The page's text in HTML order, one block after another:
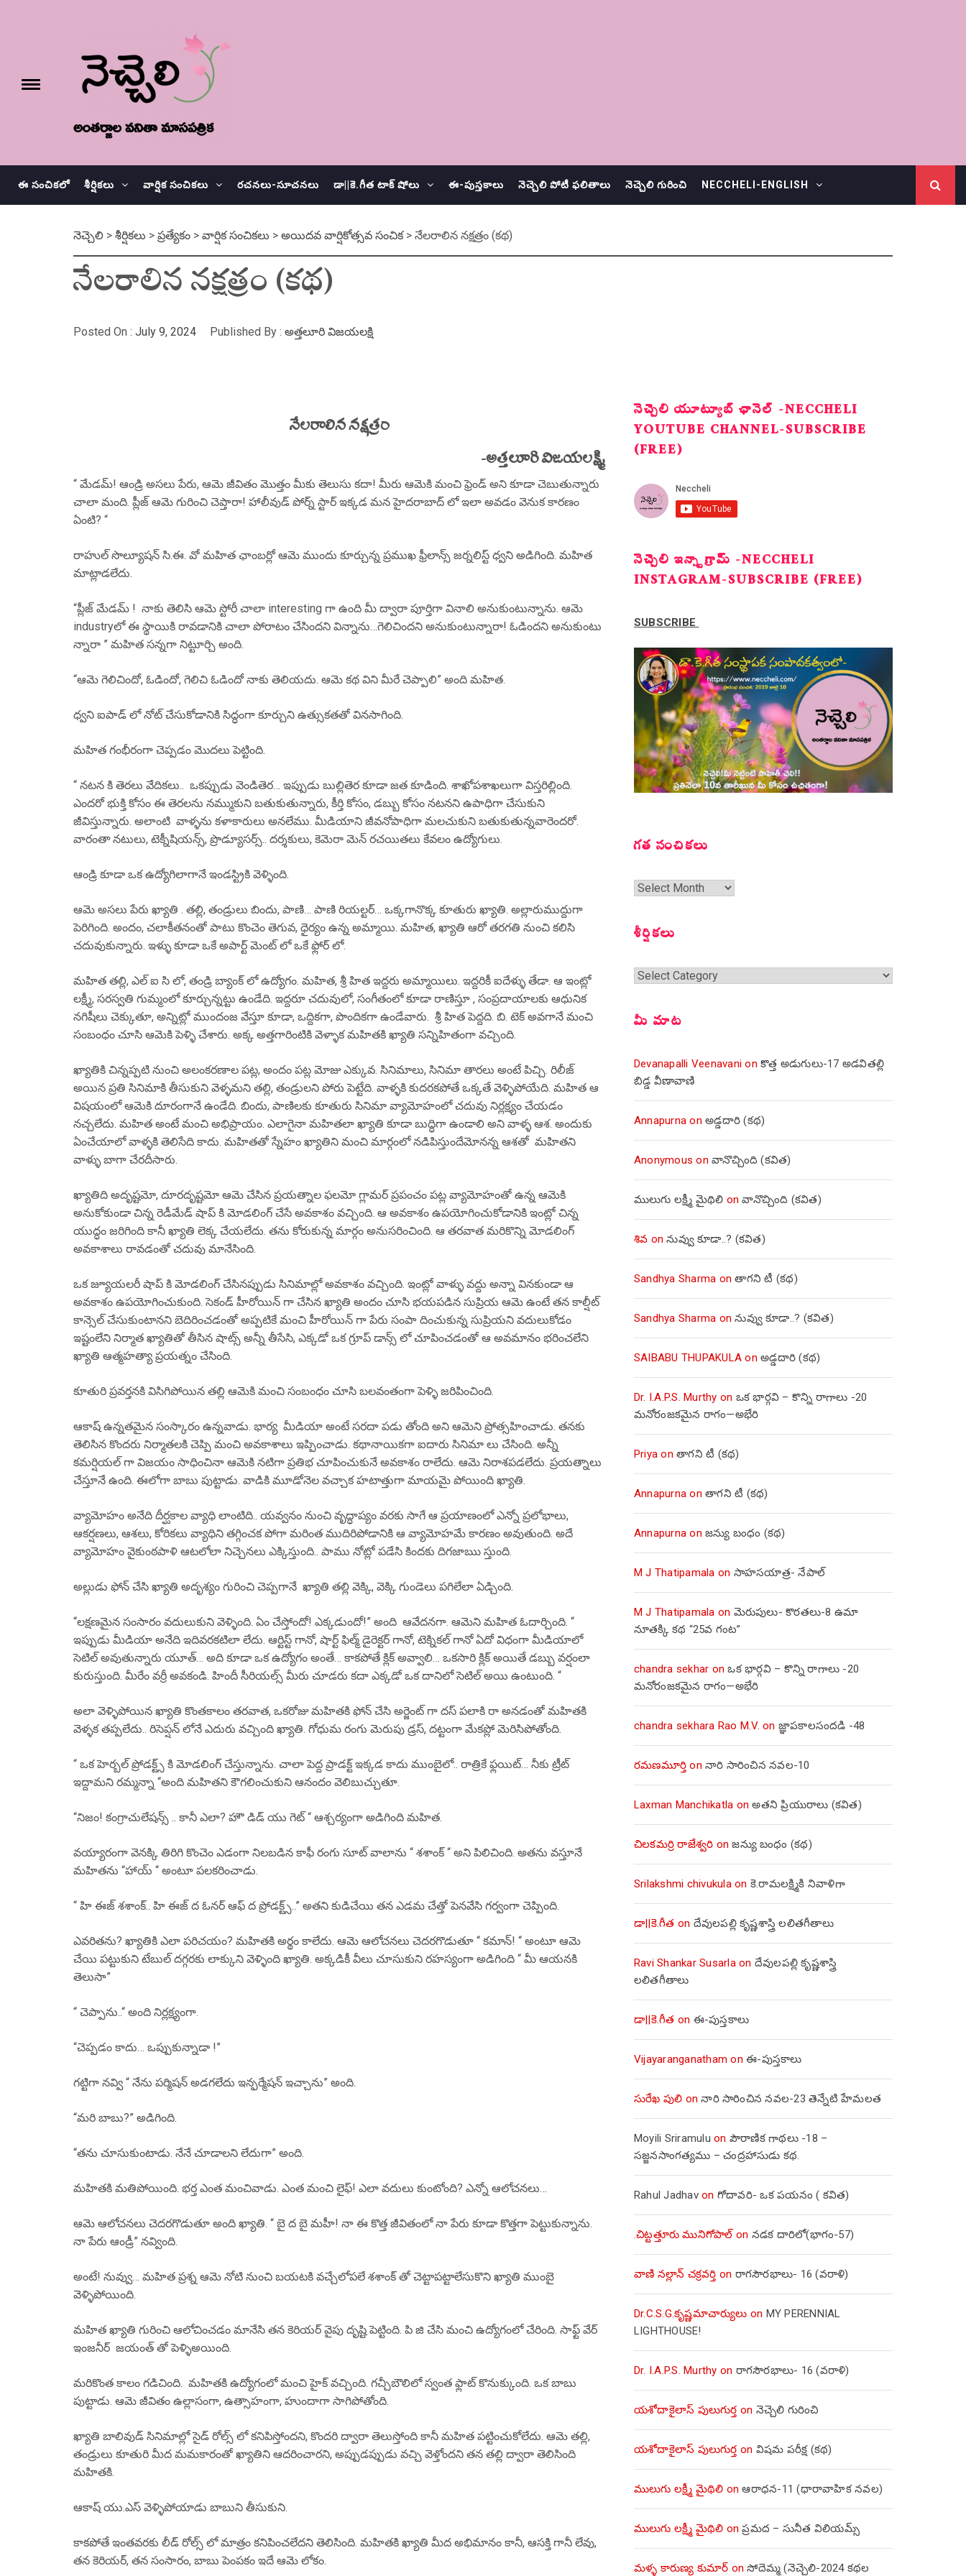
Toggle
ఈ సంచికలో శీర్షికలు వార్షిక సంచికలు రచనలు-సూచనలు డా||కె.గీత టాక్ షోలు ఈ-పుస్తకాలు నెచ్చెలి పోటీ ఫలితాలు నెచ్చెలి గురించి NECCHELI-ENGLISH
నెచ్చెలి > శీర్షికలు > ప్రత్యేకం > వార్షిక సంచికలు > అయిదవ వార్షికోత్సవ సంచిక> నేలరాలిన నక్షత్రం (క‌థ‌)
నేలరాలిన నక్షత్రం (క‌థ‌)
Posted On : July 9, 2024 Published By : అత్తలూరి విజయలక్షి
నేలరాలిన నక్షత్రం
-అత్తలూరి విజయలక్ష్మి
“ మేడమ్! ఆండ్రి అసలు పేరు, ఆమె జీవితం మొత్తం మీకు తెలుసు కదా! మీరు ఆమెకి మంచి ఫ్రెండ్ అని కూడా చెబుతున్నారు
చాలా మంది. ప్లీజ్ ఆమె గురించి చెప్తారా! హాలీవుడ్ పోర్న్ స్టార్ ఇక్కడ మన హైదరాబాద్ లో ఇలా అవడం వెనుక కారణం
ఏంటి? “
రాహుల్ సొల్యూషన్ సి.ఈ. వో మహిత ఛాంబర్లో ఆమె ముందు కూర్చున్న ప్రముఖ ఫ్రీలాన్స్ జర్నలిస్ట్ ధ్వని అడిగింది. మహిత
మాట్లాడలేదు.
“ప్లీజ్ మేడమ్ ! నాకు తెలిసి ఆమె స్టోరీ చాలా interesting గా ఉంది మీ ద్వారా పూర్తిగా వినాలి అనుకుంటున్నాను. ఆమె
industryలో ఈ స్థాయికి రావడానికి చాలా పోరాటం చేసిందని విన్నాను…గెలిచిందని అనుకుంటున్నారా! ఓడిందని అనుకుంటు
న్నారా ” మహిత సన్నగా నిట్టూర్చి అంది.
“ఆమె గెలిచిందో, ఓడిందో, గెలిచి ఓడిందో నాకు తెలియదు. ఆమె కథ విని మీరే చెప్పాలి” అంది మహిత.
ధ్వని ఐపాడ్ లో నోట్ చేసుకోడానికి సిద్ధంగా కూర్చుని ఉత్సుకతతో వినసాగింది.
మహిత గంభీరంగా చెప్పడం మొదలు పెట్టింది.
“ నటన కి తెరలు వేదికలు.. ఒకప్పుడు వెండితెర… ఇప్పుడు బుల్లితెర కూడా జత కూడింది. శాఖోపశాఖలుగా విస్తరిల్లింది.
ఎందరో భుక్తి కోసం ఈ తెరలను నమ్ముకుని బతుకుతున్నారు, కీర్తి కోసం, డబ్బు కోసం నటనని ఉపాధిగా చేసుకుని
జీవిస్తున్నారు. అలాంటి వాళ్ళను కళాకారులు అనలేము. మీడియాని జీవనోపాధిగా మలచుకుని బతుకుతున్నవారెందరో.
వారంతా నటులు, టెక్నీషియన్స్, ప్రొడ్యూసర్స్.. దర్శకులు, కెమెరా మెన్ రచయితలు కేవలం ఉద్యోగులు.
ఆండ్రి కూడా ఒక ఉద్యోగిలాగానే ఇండస్ట్రికి వెళ్ళింది.
ఆమె అసలు పేరు ఖ్యాతి . తల్లి, తండ్రులు బిందు, పాణి… పాణి రియల్టర్… ఒక్కగానొక్క కూతురు ఖ్యాతి. అల్లారుముద్దుగా
పెరిగింది. అందం, చలాకీతనంతో పాటు కొంచెం తెగువ, ధైర్యం ఉన్న అమ్మాయి. మహిత, ఖ్యాతి ఆరో తరగతి నుంచి కలిసి
చదువుకున్నారు. ఇళ్ళు కూడా ఒకే అపార్ట్ మెంట్ లో ఒకే ఫ్లోర్ లో.
మహిత తల్లి, ఎల్ ఐ సి లో, తండ్రి బ్యాంక్ లో ఉద్యోగం. మహిత, శ్రీ హిత ఇద్దరు అమ్మాయిలు. ఇద్దరికీ ఐదేళ్ళు తేడా. ఆ ఇంట్లో
లక్ష్మీ, సరస్వతి గుమ్మంలో కూర్చున్నట్టు ఉండేది. ఇద్దరూ చదువులో, సంగీతంలో కూడా రాణిస్తూ , సంప్రదాయాలకు ఆధునిక
నగిషీలు చెక్కుతూ, అన్నిట్లో ముందంజ వేస్తూ కూడా, ఒద్దికగా, పొందికగా ఉండేవారు. శ్రీ హిత పెద్దది. బి. టెక్ అవగానే మంచి
సంబంధం చూసి ఆమెకి పెళ్ళి చేశారు. అక్క అత్తగారింటికి వెళ్ళాక మహితకి ఖ్యాతి సన్నిహితంగా వచ్చింది.
ఖ్యాతికి చిన్నప్పటి నుంచి అలంకరణాల పట్ల, అందం పట్ల మోజు ఎక్కువ. సినిమాలు, సినిమా తారలు అంటే పిచ్చి. రిలీజ్
అయిన ప్రతి సినిమాకి తీసుకుని వెళ్ళమని తల్లి, తండ్రులని పోరు పెట్టేది. వాళ్ళకి కుదరకపోతే ఒక్కతే వెళ్ళిపోయేది. మహిత ఆ
విషయంలో ఆమెకి దూరంగానే ఉండేది. బిందు, పాణిలకు కూతురు సినిమా వ్యామోహంలో చదువు నిర్లక్ష్యం చేయడం
నచ్చలేదు. మహిత అంటే మంచి అభిప్రాయం. ఎలాగైనా మహితలా ఖ్యాతి కూడా బుద్ధిగా ఉండాలి అని వాళ్ళ ఆశ. అందుకు
ఏంచేయాలో వాళ్ళకి తెలిసేది కాదు. మహితతో స్నేహం ఖ్యాతిని మంచి మార్గంలో నడిపిస్తుందేమోనన్న ఆశతో మహితని
వాళ్ళు బాగా చేరదీసారు.
ఖ్యాతిది అదృష్టమో, దూరదృష్టమో ఆమె చేసిన ప్రయత్నాల ఫలమో గ్లామర్ ప్రపంచం పట్ల వ్యామోహంతో ఉన్న ఆమెకి
అనుకోకుండా చిన్న రెడీమేడ్ షాప్ కి మోడలింగ్ చేసే అవకాశం వచ్చింది. ఆ అవకాశం ఉపయోగించుకోడానికి ఇంట్లో చిన్న
యుద్ధం జరిగింది కానీ ఖ్యాతి లెక్క చేయలేదు. తను కోరుకున్న మార్గం అనుసరించింది. ఆ తరవాత మరికొన్ని మోడలింగ్
అవకాశాలు రావడంతో చదువు మానేసింది.
ఒక జ్యూయలరీ షాప్ కి మోడలింగ్ చేసినప్పుడు సినిమాల్లో అవకాశం వచ్చింది. ఇంట్లో వాళ్ళు వద్దు అన్నా వినకుండా ఆ
అవకాశం ఉపయోగించుకుంది. సెకండ్ హీరోయిన్ గా చేసిన ఖ్యాతి అందం చూసి భయపడిన సుప్రియ ఆమె ఉంటే తన కాల్షీట్
కాన్సెల్ చేసుకుంటానని బెదిరించడంతో అప్పటికే మంచి హీరోయిన్ గా పేరు సంపా దించుకున్న సుప్రియని వదులుకోడం
ఇష్టంలేని నిర్మాత ఖ్యాతితో తీసిన షాట్స్ అన్నీ తీసేసి, ఎక్కడో ఒక గ్రూప్ డాన్స్ లో చూపించడంతో ఆ అవమానం భరించలేని
ఖ్యాతి ఆత్మహత్యా ప్రయత్నం చేసింది.
కూతురి ప్రవర్తనకి విసిగిపోయిన తల్లి ఆమెకి మంచి సంబంధం చూసి బలవంతంగా పెళ్ళి జరిపించింది.
ఆకాష్ ఉన్నతమైన సంస్కారం ఉన్నవాడు. భార్య మీడియా అంటే సరదా పడు తోంది అని ఆమెని ప్రోత్సహించాడు. తనకు
తెలిసిన కొందరు నిర్మాతలకి చెప్పి మంచి అవకాశాలు ఇప్పించాడు. కథానాయికగా ఐదారు సినిమా లు చేసింది. అన్నీ
కమర్షియల్ గా విజయం సాధించినా ఆమెకి నటిగా ప్రతిభ చూపించుకునే అవకాశం రాలేదు. ఆమె నిరాశపడలేదు. ప్రయత్నాలు
చేస్తూనే ఉంది. ఈలోగా బాబు పుట్టాడు. వాడికి మూడోనెల వచ్చాక హటాత్తుగా మాయమై పోయింది ఖ్యాతి.
వ్యామోహం అనేది దీర్ఘకాల వ్యాధి లాంటిది.. యవ్వనం నుంచి వృద్ధాప్యం వరకు సాగే ఆ ప్రయాణంలో ఎన్నో ప్రలోభాలు,
ఆకర్షణలు, ఆశలు, కోరికలు వ్యాధిని తగ్గించక పోగా మరింత ముదిరిపోడానికి ఆ వ్యామోహమే కారణం అవుతుంది. అదే
వ్యామోహం వైకుంఠపాళి ఆటలోలా నిచ్చెనలు ఎక్కిస్తుంది.. పాము నోట్లో పడేసి కిందకు దిగజాఋ స్తుంది.
అల్లుడు ఫోన్ చేసి ఖ్యాతి అదృశ్యం గురించి చెప్పగానే ఖ్యాతి తల్లి వెక్కి, వెక్కి గుండెలు పగిలేలా ఏడ్చింది.
“లక్షణమైన సంసారం వదులుకుని వెళ్ళింది. ఏం చేస్తోందో! ఎక్కడుందో!” అంది ఆవేదనగా. ఆమెని మహిత ఓదార్చింది. “
ఇప్పుడు మీడియా అనేది ఇదివరకటిలా లేదు. ఆర్టిస్ట్ గానో, షార్ట్ ఫిల్మ్ డైరెక్టర్ గానో, టెక్నికల్ గానో ఏదో విధంగా మీడియాలో
సెటిల్ అవుతున్నారు యూత్… అది కూడా ఒక ఉద్యోగం అంతే… కాకపోతే క్లిక్ అవ్వాలి… ఒకసారి క్లిక్ అయితే డబ్బు వర్షంలా
కురుస్తుంది. మీరేం వర్రీ అవకండి. హిందీ సీరియల్స్ మీరు చూడరు కదా ఎక్కడో ఒక దానిలో సెటిల్ అయి ఉంటుంది. “
అలా వెళ్ళిపోయిన ఖ్యాతి కొంతకాలం తరవాత, ఒకరోజు మహితకి ఫోన్ చేసి అర్జెంట్ గా దస్ పలాకి రా అనడంతో మహితకి
వెళ్ళక తప్పలేదు.. రిసెప్షన్ లోనే ఎదురు వచ్చింది ఖ్యాతి. గోధుమ రంగు మెరుపు డ్రస్, దట్టంగా మేకప్లో మెరిసిపోతోంది.
“ ఒక హెర్బల్ ప్రోడక్ట్స్ కి మోడలింగ్ చేస్తున్నాను. చాలా పెద్ద ప్రాడక్ట్ ఇక్కడ కాదు ముంబైలో.. రాత్రికే ఫ్లయిట్… నీకు ట్రీట్
ఇద్దామని రమ్మన్నా “అంది మహితని కౌగలించుకుని ఆనందం వెలిబుచ్చుతూ.
“నిజం! కంగ్రాచులేషన్స్ .. కానీ ఎలా? హౌ డిడ్ యు గెట్ “ ఆశ్చర్యంగా అడిగింది మహిత.
వయ్యారంగా వెనక్కి తిరిగి కొంచెం ఎడంగా నిలబడిన కాఫీ రంగు సూట్ వాలాను “ శశాంక్ “ అని పిలిచింది. అతను వస్తూనే
మహితను “హాయ్ “ అంటూ పలకరించాడు.
“ హి ఈజ్ శశాంక్.. హి ఈజ్ ద ఓనర్ ఆఫ్ ద ప్రోడక్ట్స్..” అతని కుడిచేయి తన ఎడమ చేత్తో పెనవేసి గర్వంగా చెప్పింది.
ఎవరితను? ఖ్యాతికి ఎలా పరిచయం? మహితకి అర్థం కాలేదు. ఆమె ఆలోచనలు చెదరగొడుతూ “ కమాన్! “ అంటూ ఆమె
చేయి పట్టుకుని టేబుల్ దగ్గరకు లాక్కుని వెళ్ళింది ఖ్యాతి. అక్కడికీ వీలు చూసుకుని రహస్యంగా అడిగింది “ మీ ఆయనకి
తెలుసా”
“ చెప్పాను..“ అంది నిర్లక్ష్యంగా.
“చెప్పడం కాదు… ఒప్పుకున్నాడా !”
గట్టిగా నవ్వి “ నేను పర్మిషన్ అడగలేదు ఇన్ఫర్మేషన్ ఇచ్చాను” అంది.
“మరి బాబు?” అడిగింది.
“తను చూసుకుంటాడు. నేనే చూడాలని లేదుగా” అంది.
మహితకి మతిపోయింది. భర్త ఎంత మంచివాడు. ఎంత మంచి లైఫ్! ఎలా వదులు కుంటోంది? ఎన్నో ఆలోచనలు…
ఆమె ఆలోచనలు చెదరగొడుతూ అంది ఖ్యాతి. “ బై ద బై మహీ! నా ఈ కొత్త జీవితంలో నా పేరు కూడా కొత్తగా పెట్టుకున్నాను.
నా పేరు ఆండ్రీ” నవ్వింది.
అంటే! నువ్వు… మహిత ప్రశ్న ఆమె నోటి నుంచి బయటకి వచ్చేలోపలే శశాంక్ తో చెట్టాపట్టాలేసుకొని ఖ్యాతి ముంబై
వెళ్ళిపోయింది.
మహిత ఖ్యాతి గురించి ఆలోచించడం మానేసి తన కెరియర్ వైపు దృష్టి పెట్టింది. పి జి చేసి మంచి ఉద్యోగంలో చేరింది. సాఫ్ట్ వేర్
ఇంజనీర్ జయంత్ తో పెళ్ళిఅయింది.
మరికొంత కాలం గడిచింది. మహితకి ఉద్యోగంలో మంచి హైక్ వచ్చింది. గచ్చీబౌలిలో స్వంత ఫ్లాట్ కొనుక్కుంది. ఒక బాబు
పుట్టాడు. ఆమె జీవితం ఉల్లాసంగా, ఉత్సాహంగా, హుందాగా సాగిపోతోంది.
ఖ్యాతి బాలివుడ్ సినిమాల్లో సైడ్ రోల్స్ లో కనిపిస్తోందని, కొందరి ద్వారా తెలుస్తోంది కానీ మహిత పట్టించుకోలేదు. ఆమె తల్లి,
తండ్రులు కూతురి మీద మమకారంతో ఖ్యాతిని ఆదరించారని, అప్పుడప్పుడు వచ్చి వెళ్తోందని తన తల్లి ద్వారా తెలిసింది
మహితకి.
ఆకాష్ యు.ఎస్ వెళ్ళిపోయాడు బాబుని తీసుకుని.
కాకపోతే ఇంతవరకు లీడ్ రోల్స్ లో మాత్రం కనిపించలేదని తెలిసింది. మహితకి ఖ్యాతి మీద అభిమానం కానీ, ఆసక్తి గానీ లేవు,
తన కెరియర్, తన సంసారం, బాబు పెంపకం ఇదే ఆమె లోకం.
నెచ్చెలి యూట్యూబ్ ఛానెల్ -NECCHELI
YOUTUBE CHANNEL-SUBSCRIBE
(FREE)
నెచ్చెలి ఇన్స్టాగ్రామ్ -NECCHELI
INSTAGRAM-SUBSCRIBE (FREE)
SUBSCRIBE
గత సంచికలు
గత
శీర్షికలు
శీర్షికలు
మీ మాట
Devanapalli Veenavani onకొత్త అడుగులు-17 అడవితల్లి
బిడ్డ వీణావాణి
Annapurna onఅడ్డదారి (కథ)
Anonymous onవానొచ్చింది (కవిత)
ములుగు లక్ష్మీ మైథిలి onవానొచ్చింది (కవిత)
శివ onనువ్వు కూడా..? (కవిత)
Sandhya Sharma onతాగని టీ (కథ)
Sandhya Sharma onనువ్వు కూడా..? (కవిత)
SAIBABU THUPAKULA onఅడ్డదారి (కథ)
Dr. I.A.P.S. Murthy on ఒక భార్గవి – కొన్ని రాగాలు -20
మనోరంజకమైన రాగం—అభేరి
Priya onతాగని టీ (కథ)
Annapurna onతాగని టీ (కథ)
Annapurna onజన్యు బంధం (కథ)
M J Thatipamala on సాహసయాత్ర- నేపాల్‌
M J Thatipamala on మెరుపులు- కొరతలు-8 ఉమా
నూతక్కి కథ “25వ గంట”
chandra sekhar onఒక భార్గవి – కొన్ని రాగాలు -20
మనోరంజకమైన రాగం—అభేరి
chandra sekhara Rao M.V. on జ్ఞాపకాలసందడి -48
రమణమూర్తి onనారి సారించిన నవల-10
Laxman Manchikatla onఅతని ప్రియురాలు (కవిత)
చిలకమర్రి రాజేశ్వరి onజన్యు బంధం (కథ)
Srilakshmi chivukulaon కె.రామలక్ష్మికి నివాళిగా
డా||కె.గీత on దేవులపల్లి కృష్ణశాస్త్రి లలితగీతాలు
Ravi Shankar Susarlaon దేవులపల్లి కృష్ణశాస్త్రి
లలితగీతాలు
డా||కె.గీత on ఈ-పుస్తకాలు
Vijayaranganatham onఈ-పుస్తకాలు
సురేఖ పులి onనారి సారించిన నవల-23 తెన్నేటి హేమలత
Moyili Sriramulu on పౌరాణిక గాథలు -18 –
సజ్జనసాంగత్యము – చంద్రహాసుడు కథ.
Rahul Jadhavon గోదావరి- ఒక పయనం ( కవిత)
.చిట్టత్తూరు మునిగోపాల్on నడక దారిలో(భాగం-57)
వాణి నల్లాన్ చక్రవర్తి on రాగసౌరభాలు- 16 (వరాళి)
Dr.C.S.G.కృష్ణమాచార్యులు on MY PERENNIAL
LIGHTHOUSE!
Dr. I.A.P.S. Murthy on రాగసౌరభాలు- 16 (వరాళి)
యశోదాకైలాస్ పులుగుర్త on నెచ్చెలి గురించి
యశోదాకైలాస్ పులుగుర్త on విషమ పరీక్ష (క‌థ‌)
ములుగు లక్ష్మీ మైథిలి onఆరాధన-11 (ధారావాహిక నవల)
ములుగు లక్ష్మీ మైథిలి onప్రమద – సునీత విలియమ్స్
మళ్ళ కారుణ్య కుమార్ onసోదెమ్మ (నెచ్చెలి-2024 కథల